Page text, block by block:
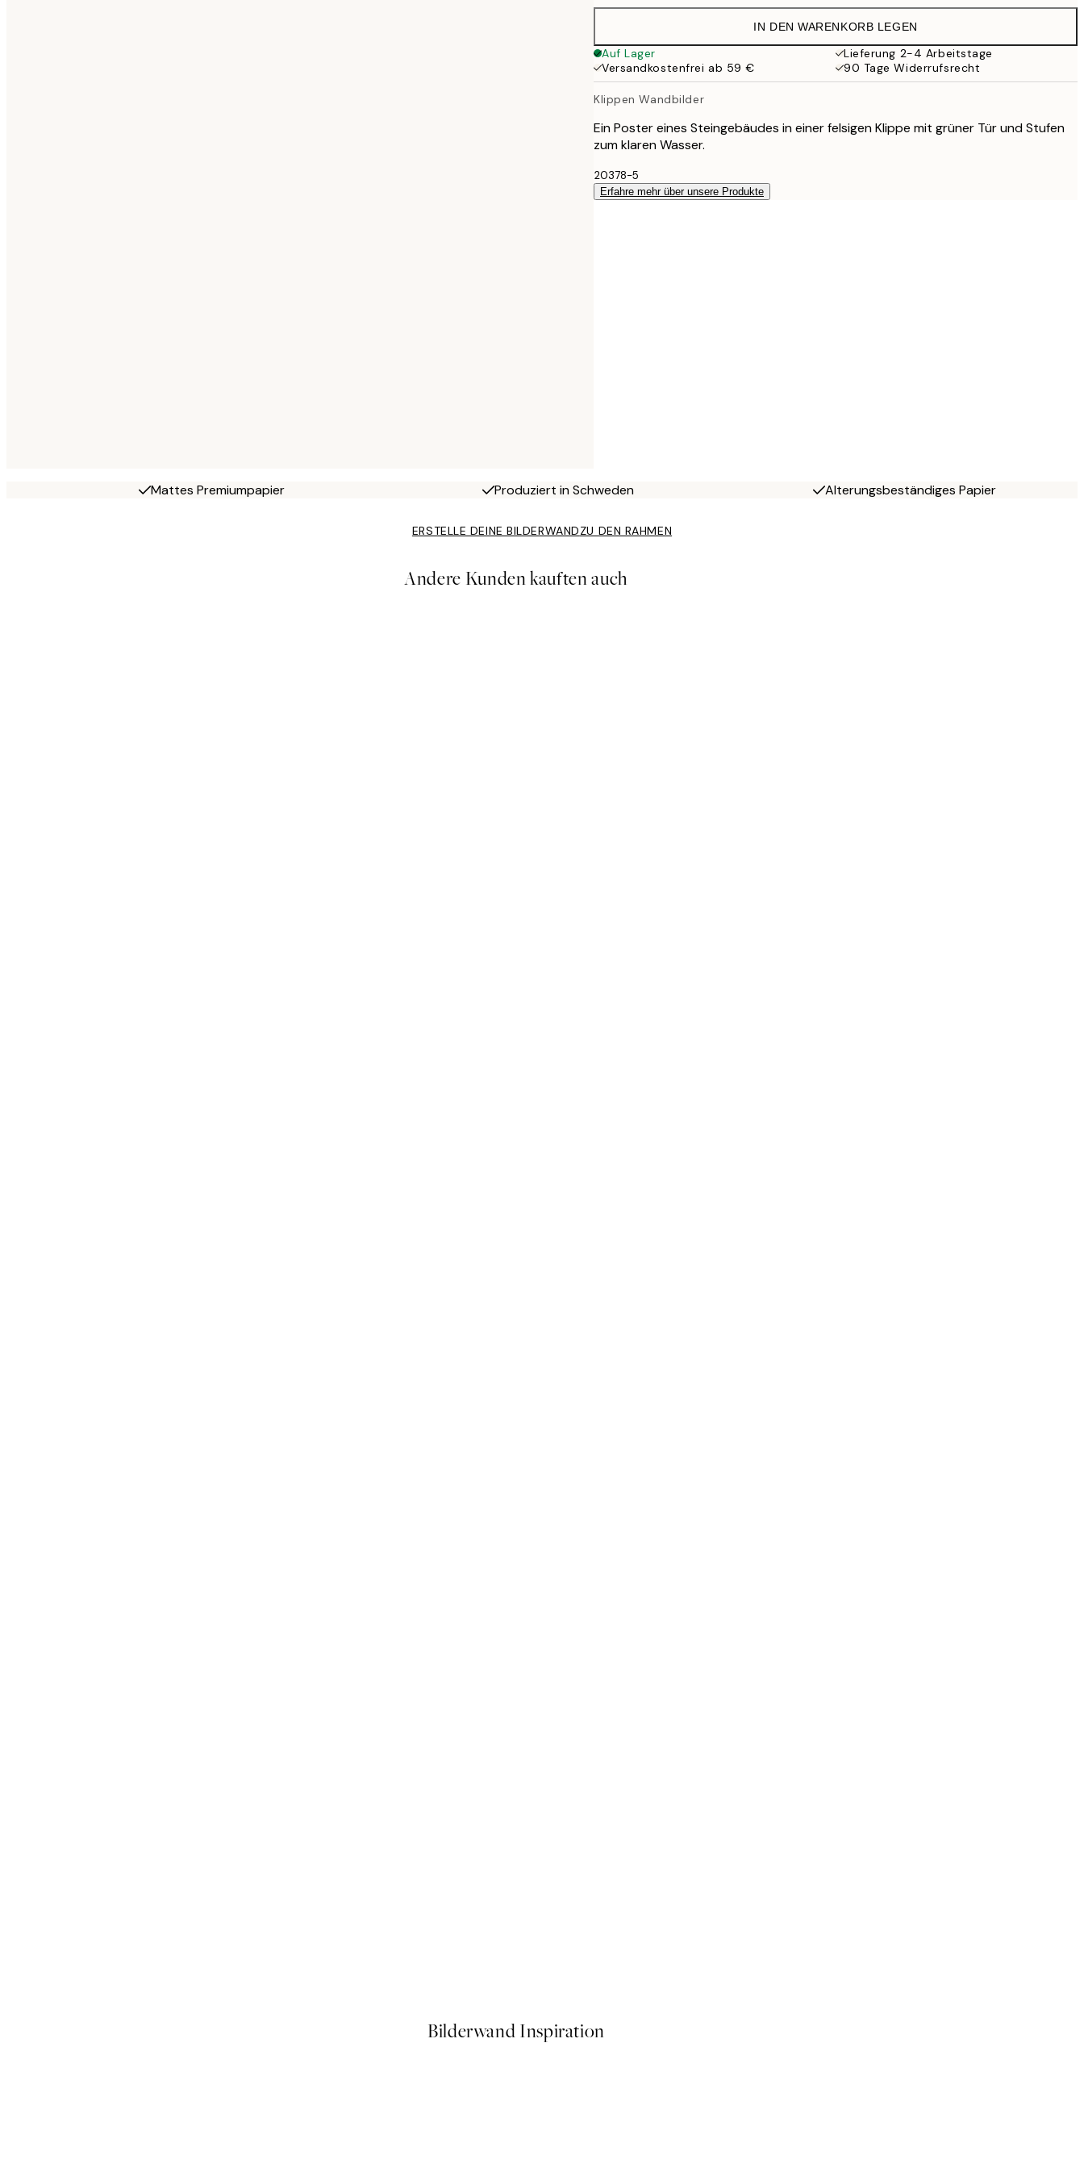
IN DEN WARENKORB LEGEN
Auf Lager
Lieferung 2-4 Arbeitstage
Versandkostenfrei ab 59 €
90 Tage Widerrufsrecht
Klippen Wandbilder
Ein Poster eines Steingebäudes in einer felsigen Klippe mit grüner Tür und Stufen
zum klaren Wasser.
20378-5
Erfahre mehr über unsere Produkte
Mattes Premiumpapier Produziert in Schweden Alterungsbeständiges Papier
ERSTELLE DEINE BILDERWANDZU DEN RAHMEN
Andere Kunden kauften auch
Bilderwand Inspiration